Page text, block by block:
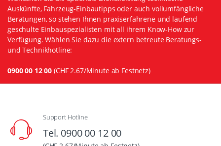
Auskünfte, Fahrzeug-Einbautipps oder auch vollumfängliche
Beratungen, so stehen Ihnen praxiserfahrene und laufend
geschulte Einbauspezialisten mit all ihrem Know-How zur
Verfügung. Wählen Sie dazu die extern betreute Beratungs-
und Technikhotline:
0900 00 12 00 (CHF 2.67/Minute ab Festnetz)
Support Hotline
Tel. 0900 00 12 00